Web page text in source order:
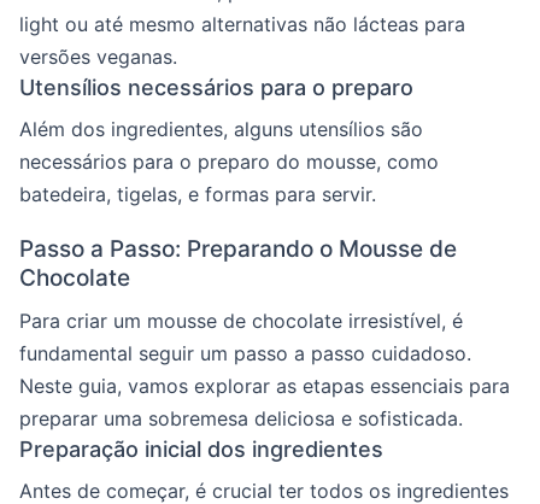
light ou até mesmo alternativas não lácteas para
versões veganas.
Utensílios necessários para o preparo
Além dos ingredientes, alguns utensílios são
necessários para o preparo do mousse, como
batedeira, tigelas, e formas para servir.
Passo a Passo: Preparando o Mousse de
Chocolate
Para criar um mousse de chocolate irresistível, é
fundamental seguir um passo a passo cuidadoso.
Neste guia, vamos explorar as etapas essenciais para
preparar uma sobremesa deliciosa e sofisticada.
Preparação inicial dos ingredientes
Antes de começar, é crucial ter todos os ingredientes